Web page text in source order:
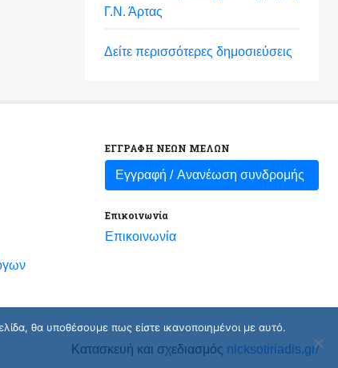
Γ.Ν. Άρτας
Δείτε περισσότερες δημοσιεύσεις
ΕΓΓΡΑΦΗ ΝΕΩΝ ΜΕΛΩΝ
Εγγραφή / Ανανέωση συνδρομής
Επικοινωνία
Επικοινωνία
Κατασκευή και σχεδιασμός nicksotiriadis.gr/
θα υποθέσουμε πως είστε ικανοποιημένοι με αυτό.